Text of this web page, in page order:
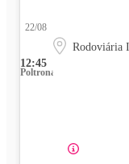
12:45
22/08
Rodoviária
Poltrona